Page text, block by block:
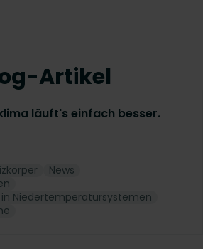
Artikel
läuft's einfach besser.
News
in Niedertemperatursystemen